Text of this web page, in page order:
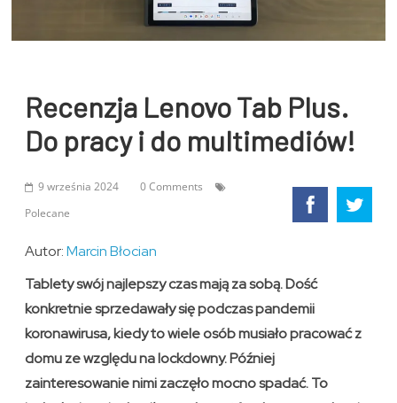
Recenzja Lenovo Tab Plus.
Do pracy i do multimediów!
9 września 2024
0 Comments
Polecane
Autor:Marcin Błocian
Tablety swój najlepszy czas mają za sobą. Dość
konkretnie sprzedawały się podczas pandemii
koronawirusa, kiedy to wiele osób musiało pracować z
domu ze względu na lockdowny. Później
zainteresowanie nimi zaczęło mocno spadać. To